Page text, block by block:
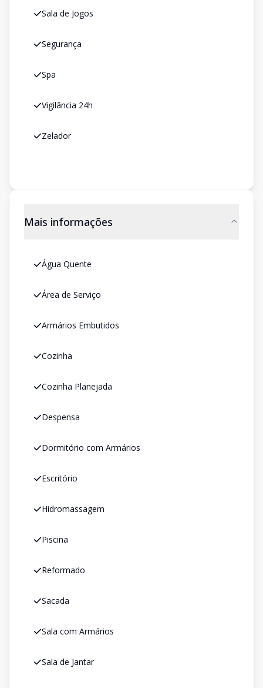
Sala de Jogos
Segurança
Spa
Vigilância 24h
Zelador
Mais informações
Água Quente
Área de Serviço
Armários Embutidos
Cozinha
Cozinha Planejada
Despensa
Dormitório com Armários
Escritório
Hidromassagem
Piscina
Reformado
Sacada
Sala com Armários
Sala de Jantar